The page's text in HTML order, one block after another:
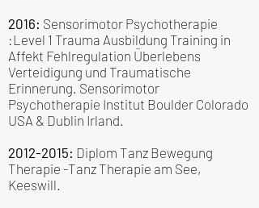
2016: Sensorimotor Psychotherapie
:Level 1 Trauma Ausbildung Training in
Affekt Fehlregulation Überlebens
Verteidigung und Traumatische
Erinnerung. Sensorimotor
Psychotherapie Institut Boulder Colorado
USA & Dublin Irland.
2012-2015: Diplom Tanz Bewegung
Therapie -Tanz Therapie am See,
Keeswill.